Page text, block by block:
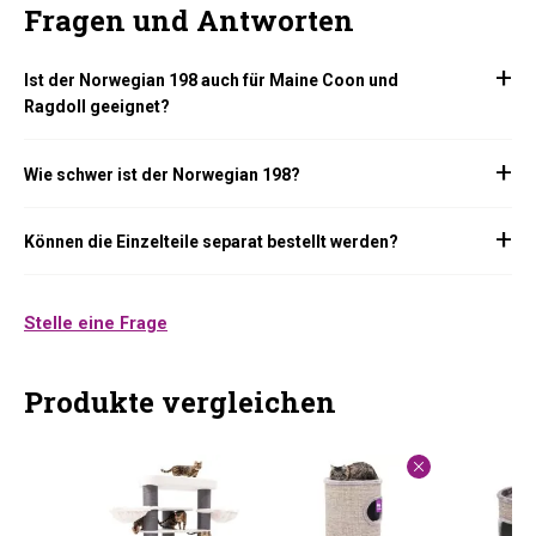
Fragen und Antworten
Ist der Norwegian 198 auch für Maine Coon und
Ragdoll geeignet?
Wie schwer ist der Norwegian 198?
Können die Einzelteile separat bestellt werden?
Stelle eine Frage
Produkte vergleichen